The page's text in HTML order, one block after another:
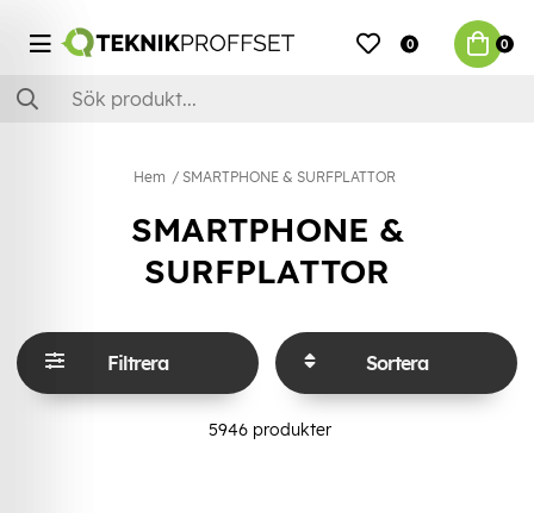
0 0
Hem SMARTPHONE & SURFPLATTOR
SMARTPHONE &
SURFPLATTOR
Filtrera Sortera
5946produkter